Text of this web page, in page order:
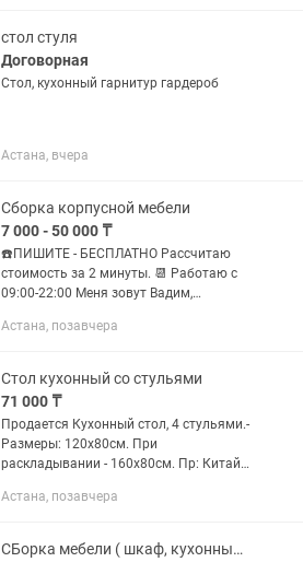
стол стуля
Договорная
Стол, кухонный гарнитур гардероб
Астана, вчера
Сборка корпусной мебели
7 000 - 50 000 ₸
☎️ПИШИТЕ - БЕСПЛАТНО Рассчитаю
стоимость за 2 минуты. 📆 Работаю c
09:00-22:00 Меня зовут Вадим,
лет. Работаю Аккуратно и бережно к
Астана, позавчера
Стол кухонный со стульями
71 000 ₸
Продается Кухонный стол, 4 стульями.-
Размеры: 120х80см. При
раскладывании - 160х80см. Пр: Китай
Связи с переездом.Стол мен
сатылады.Стол-35000тг,...
Астана, позавчера
СБорка мебели ( шкаф, кухонный гарнитур, спальный гарнитур, гостинный)